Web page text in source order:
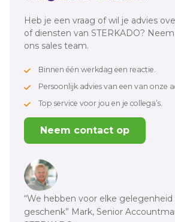
Heb je een vraag of wil je advies
of diensten van STERKADO?
ons sales team.
Binnen één werkdag een reactie.
Persoonlijk advies van een van onze
Top service voor jou en je collega’s.
Neem contact op
“We hebben voor elke gelegenheid
geschenk” Mark, Senior